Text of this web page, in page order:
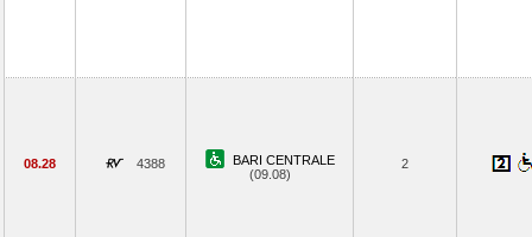
08.28 4388
BARI CENTRALE
(09.08)
2